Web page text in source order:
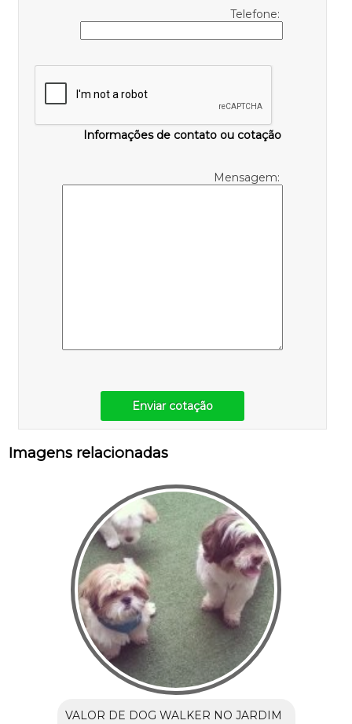
Telefone:
Informações de contato ou cotação
Mensagem:
Enviar cotação
Imagens relacionadas
VALOR DE DOG WALKER NO JARDIM